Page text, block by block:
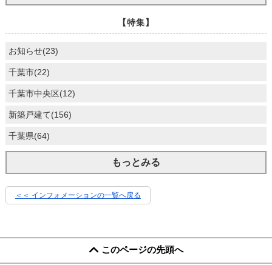
【特集】
お知らせ(23)
千葉市(22)
千葉市中央区(12)
新築戸建て(156)
千葉県(64)
もっとみる
＜＜ インフォメーションの一覧へ戻る
このページの先頭へ